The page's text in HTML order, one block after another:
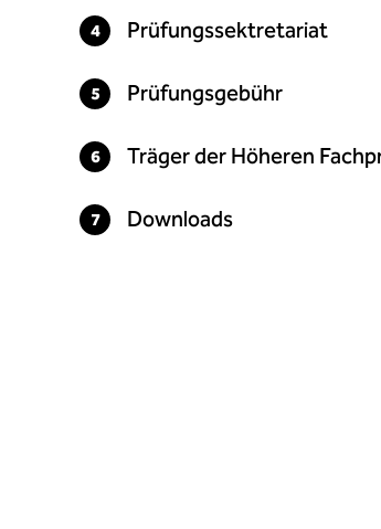
Prüfungssektretariat
Prüfungsgebühr
Träger der Höheren
Downloads